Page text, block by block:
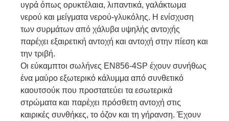
υγρά όπως ορυκτέλαια, λιπαντικά, γαλάκτωμα
νερού και μείγματα νερού-γλυκόλης. Η ενίσχυση
των συρμάτων από χάλυβα υψηλής αντοχής
παρέχει εξαιρετική αντοχή και αντοχή στην πίεση και
την τριβή.
Οι εύκαμπτοι σωλήνες EN856-4SP έχουν συνήθως
ένα μαύρο εξωτερικό κάλυμμα από συνθετικό
καουτσούκ που προστατεύει τα εσωτερικά
στρώματα και παρέχει πρόσθετη αντοχή στις
καιρικές συνθήκες, το όζον και τη γήρανση. Έχουν